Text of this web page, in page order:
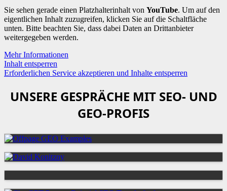
Sie sehen gerade einen Platzhalterinhalt von YouTube. Um auf den
eigentlichen Inhalt zuzugreifen, klicken Sie auf die Schaltfläche
unten. Bitte beachten Sie, dass dabei Daten an Drittanbieter
weitergegeben werden.
Mehr Informationen
Inhalt entsperren
Erforderlichen Service akzeptieren und Inhalte entsperren
UNSERE GESPRÄCHE MIT SEO- UND
GEO-PROFIS